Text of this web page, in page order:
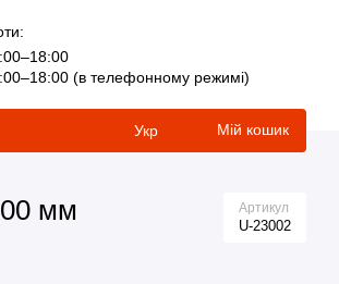
(в телефонному режимі)
Укр Мій кошик
мм Артикул
U-23002